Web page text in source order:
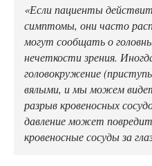
«Если пациенты
симптомы, они часто
могут сообщать о
нечеткости зрения.
головокружение
вялыми, и мы можем
разрыв кровеносных
давление может
кровеносные сосуды за